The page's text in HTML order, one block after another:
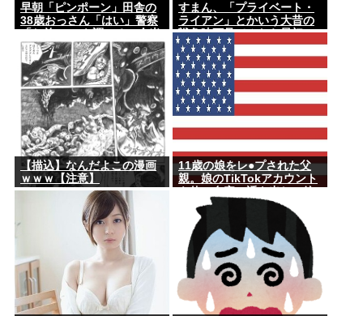
早朝「ピンポーン」田舎の
38歳おっさん「はい」警察
行方不明・被児童搾取セン
ターからの通報により児
ホ゜画像を発見、逮捕
すまん、「プライベート・
ライアン」とかいう大昔の
戦争映画見てみたら最初の
30分で地獄なんだが…これ
ずっと続く感じ？
【描込】なんだよこの漫画
ｗｗｗ【注意】
11歳の娘をレ●プされた父
親。娘のTikTokアカウント
撃で天誅！